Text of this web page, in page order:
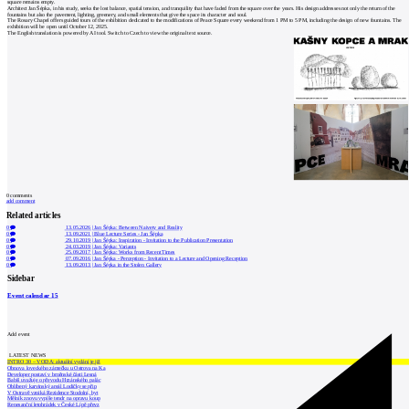
square remains empty.
Architect Jan Šépka, in his study, seeks the lost balance, spatial tension, and tranquility that have faded from the square over the years. His design addresses not only the return of the
fountains but also the pavement, lighting, greenery, and small elements that give the space its character and soul.
The Rosary Chapel offers guided tours of the exhibition dedicated to the modifications of Peace Square every weekend from 1 PM to 5 PM, including the design of new fountains. The
exhibition will be open until October 12, 2025.
The English translation is powered by AI tool. Switch to Czech to view the original text source.
0comments
add comment
Related articles
0 13.05.2026 |Jan Šépka: Between Naivety and Reality
0
13.09.2021 |Blue Lecture Series - Jan Šépka
0
29.10.2019 | Jan Šépka: Inspiration - Invitation to the Publication Presentation
0
24.03.2019 | Jan Šépka: Variants
0
25.09.2017 | Jan Šépka: Works from Recent Times
0
07.09.2016 | Jan Šépka - Perception - Invitation to a Lecture and Opening Reception
0
13.09.2013 | Jan Šépka in the Stolen Gallery
Sidebar
Event calendar15
Add event
LATEST NEWS
INTRO 30 – VODA: aktuální vydání je již
Obnova loveckého zámečku u Ostrova na Ka
Developer postaví v brněnské části Lesná
Babiš uvažuje o převodu Hrzánského palác
Oblíbený karvinský areál Lodičky se přip
V Ostravě vzniká Rezidence Stodolní, byt
Mělník znovu vypíše tendr na opravu koup
Renesanční letohrádek v České Lípě převz